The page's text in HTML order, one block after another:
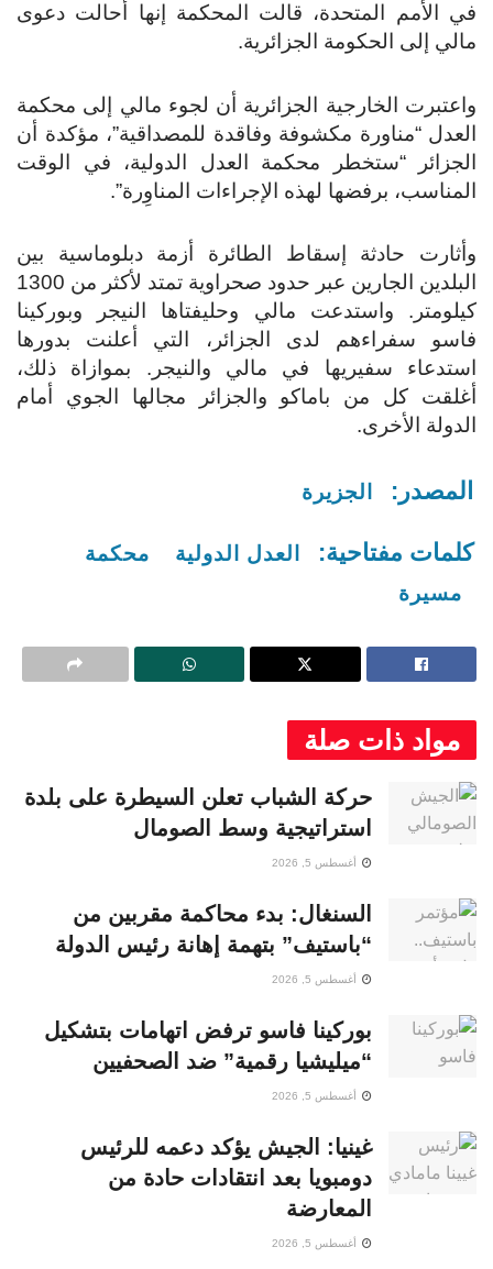
في الأمم المتحدة، قالت المحكمة إنها أحالت دعوى
مالي إلى الحكومة الجزائرية.
واعتبرت الخارجية الجزائرية أن لجوء مالي إلى محكمة
العدل “مناورة مكشوفة وفاقدة للمصداقية”، مؤكدة أن
الجزائر “ستخطر محكمة العدل الدولية، في الوقت
المناسب، برفضها لهذه الإجراءات المناوِرة”.
وأثارت حادثة إسقاط الطائرة أزمة دبلوماسية بين
البلدين الجارين عبر حدود صحراوية تمتد لأكثر من 1300
كيلومتر. واستدعت مالي وحليفتاها النيجر وبوركينا
فاسو سفراءهم لدى الجزائر، التي أعلنت بدورها
استدعاء سفيريها في مالي والنيجر. بموازاة ذلك،
أغلقت كل من باماكو والجزائر مجالها الجوي أمام
الدولة الأخرى.
المصدر: الجزيرة
كلمات مفتاحية: العدل الدولية
محكمة
مسيرة
مواد ذات صلة
حركة الشباب تعلن السيطرة على بلدة
استراتيجية وسط الصومال
أغسطس 5, 2026
السنغال: بدء محاكمة مقربين من
“باستيف” بتهمة إهانة رئيس الدولة
أغسطس 5, 2026
بوركينا فاسو ترفض اتهامات بتشكيل
“ميليشيا رقمية” ضد الصحفيين
أغسطس 5, 2026
غينيا: الجيش يؤكد دعمه للرئيس
دومبويا بعد انتقادات حادة من
المعارضة
أغسطس 5, 2026